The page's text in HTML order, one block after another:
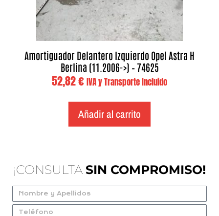
Amortiguador Delantero Izquierdo Opel Astra H
Berlina (11.2006->) – 74625
52,82€ IVA y Transporte Incluido
Añadir al carrito
¡CONSULTA SIN COMPROMISO!